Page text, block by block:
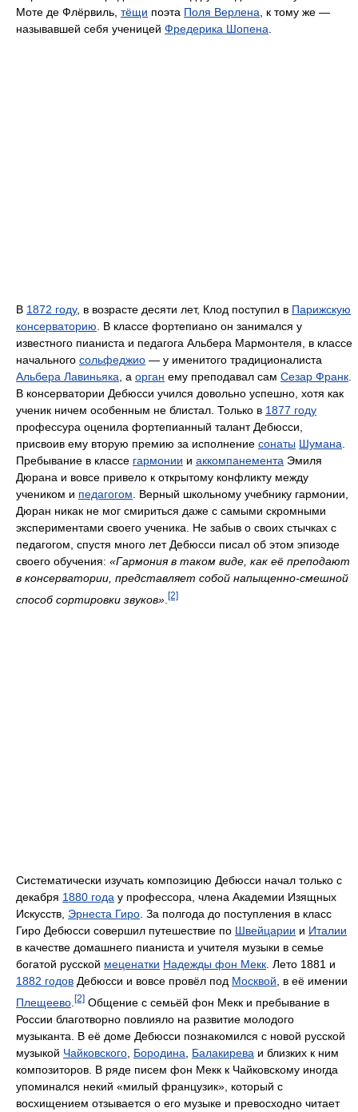
Моте де Флёрвиль, тёщи поэта Поля Верлена, к тому же —
называвшей себя ученицей Фредерика Шопена.
В 1872 году, в возрасте десяти лет, Клод поступил в Парижскую
консерваторию. В классе фортепиано он занимался у
известного пианиста и педагога Альбера Мармонтеля, в классе
начального сольфеджио — у именитого традиционалиста
Альбера Лавиньяка, а орган ему преподавал сам Сезар Франк.
В консерватории Дебюсси учился довольно успешно, хотя как
ученик ничем особенным не блистал. Только в 1877 году
профессура оценила фортепианный талант Дебюсси,
присвоив ему вторую премию за исполнение сонаты Шумана.
Пребывание в классе гармонии и аккомпанемента Эмиля
Дюрана и вовсе привело к открытому конфликту между
учеником и педагогом. Верный школьному учебнику гармонии,
Дюран никак не мог смириться даже с самыми скромными
экспериментами своего ученика. Не забыв о своих стычках с
педагогом, спустя много лет Дебюсси писал об этом эпизоде
своего обучения: «Гармония в таком виде, как её преподают
в консерватории, представляет собой напыщенно-смешной
способ сортировки звуков» [2]
Систематически изучать композицию Дебюсси начал только с
декабря 1880 года у профессора, члена Академии Изящных
Искусств, Эрнеста Гиро . За полгода до поступления в класс
Гиро Дебюсси совершил путешествие по Швейцарии и Италии
в качестве домашнего пианиста и учителя музыки в семье
богатой русской меценатки Надежды фон Мекк . Лето 1881 и
1882 годов Дебюсси и вовсе провёл под Москвой , в её имении
Плещеево [2] Общение с семьёй фон Мекк и пребывание в
России благотворно повлияло на развитие молодого
музыканта. В её доме Дебюсси познакомился с новой русской
музыкой Чайковского Бородина Балакирева и близких к ним
композиторов. В ряде писем фон Мекк к Чайковскому иногда
упоминался некий «милый французик», который с
восхищением отзывается о его музыке и превосходно читает